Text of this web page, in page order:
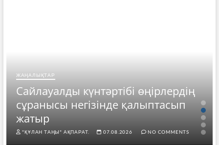
ЖАҢАЛЫҚТАР
Сайлауалды күнтәртібі өңірлердің
сұранысы негізінде қалыптасып
жатыр
"ҚҰЛАН ТАҢЫ" АҚПАРАТ. 07.08.2026 NO COMMENTS